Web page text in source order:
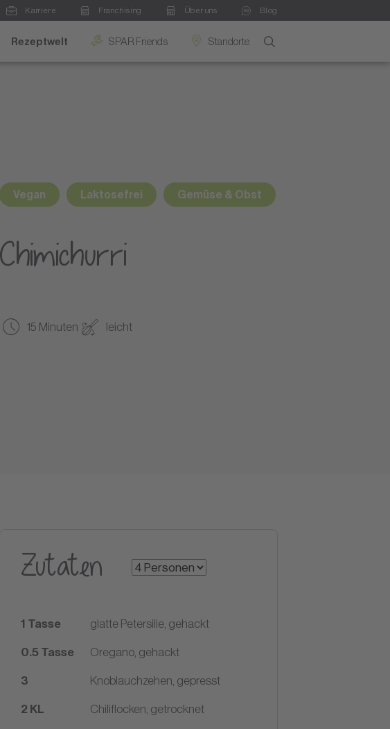
Karriere Franchising Über uns Blog
Rezeptwelt SPAR Friends Standorte
Vegan Laktosefrei Gemüse & Obst
Chimichurri
15 Minuten leicht
Zutaten
1 Tasse glatte Petersilie, gehackt
0.5 Tasse Oregano, gehackt
3 Knoblauchzehen, gepresst
2 KL Chiliflocken, getrocknet